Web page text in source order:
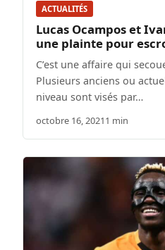
ACTUALITÉS
Lucas Ocampos et
une plainte pour
C’est une affaire qui
Plusieurs anciens ou
niveau sont visés par…
octobre 16, 20211 min